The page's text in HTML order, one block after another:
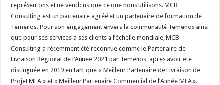
représentons et ne vendons que ce que nous utilisons. MCB
Consulting est un partenaire agréé et un partenaire de formation de
Temenos. Pour son engagement envers la communauté Temenos ainsi
que pour ses services à ses clients à l’échelle mondiale, MCB
Consulting a récemment été reconnue comme le Partenaire de
Livraison Régional de l’Année 2021 par Temenos, après avoir été
distinguée en 2019 en tant que « Meilleur Partenaire de Livraison de
Projet MEA » et « Meilleur Partenaire Commercial de l’Année MEA ».